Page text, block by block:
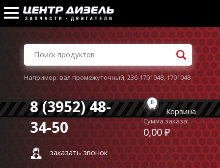
Например:вал промежуточный,236-1701048,1701048
8 (3952) 48-
34-50
заказать звонок
0
Корзина
Сумма заказа:
0,00 ₽